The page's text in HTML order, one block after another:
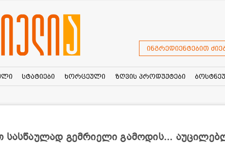
ინგრედიენტებით
სტატიები ხორცეული ზღვის პროდუქტები
სასწაულად გემრიელი გამოდის...